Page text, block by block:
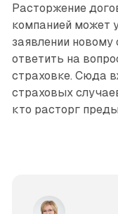
Расторжение
компанией может
заявлении
ответить на
страховке. Сюда
страховых
кто расторг